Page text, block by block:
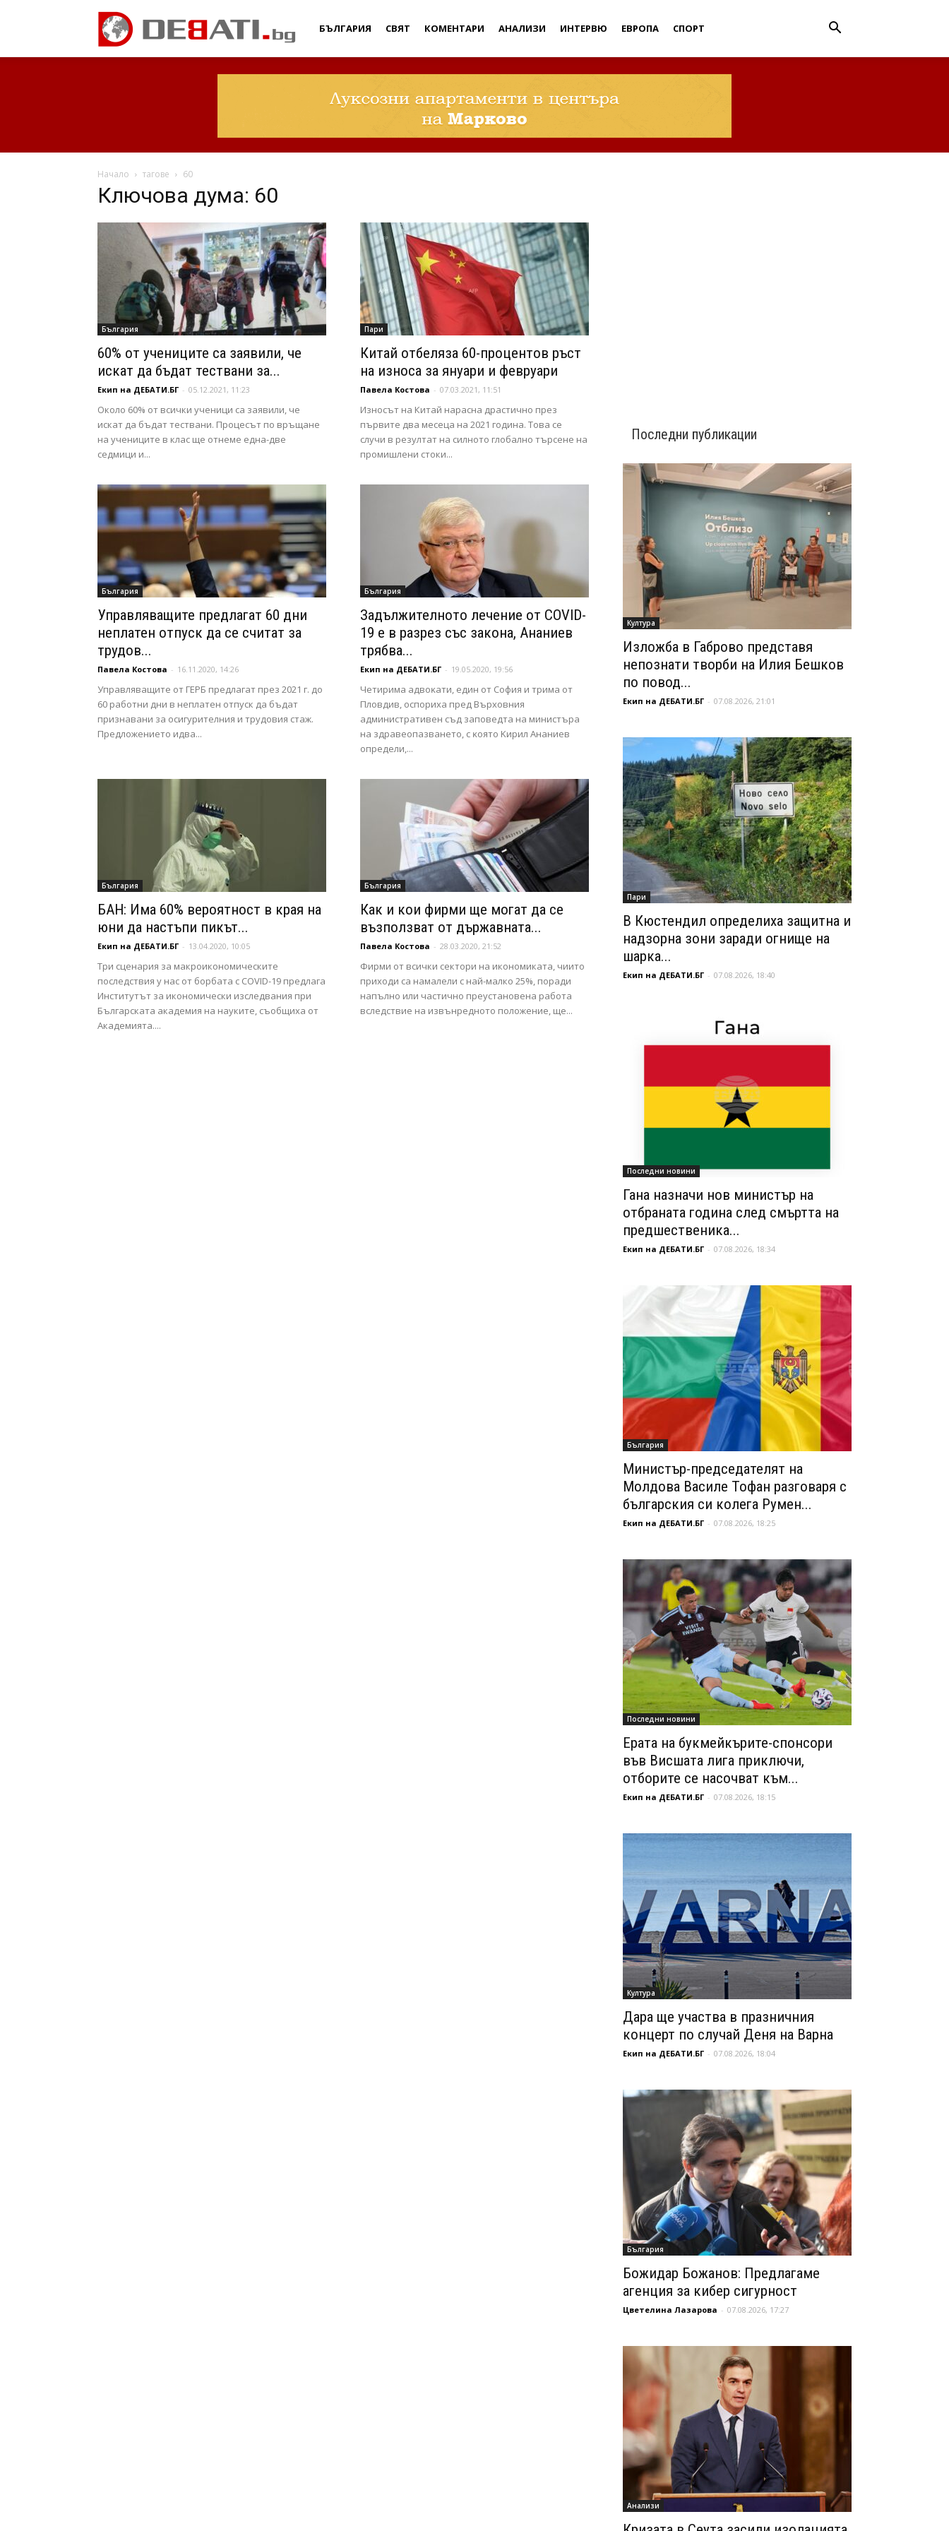
Дебати
БЪЛГАРИЯ СВЯТ КОМЕНТАРИ АНАЛИЗИ ИНТЕРВЮ ЕВРОПА СПОРТ
Начало тагове 60
Ключова дума: 60
България
60% от учениците са заявили, че
искат да бъдат тествани за...
Екип на ДЕБАТИ.БГ - 05.12.2021, 11:23
Около 60% от всички ученици са заявили, че
искат да бъдат тествани. Процесът по връщане
на учениците в клас ще отнеме една-две
седмици и...
Пари
Китай отбеляза 60-процентов ръст
на износа за януари и февруари
Павела Костова - 07.03.2021, 11:51
Износът на Китай нарасна драстично през
първите два месеца на 2021 година. Това се
случи в резултат на силното глобално търсене на
промишлени стоки...
България
Управляващите предлагат 60 дни
неплатен отпуск да се считат за
трудов...
Павела Костова - 16.11.2020, 14:26
Управляващите от ГЕРБ предлагат през 2021 г. до
60 работни дни в неплатен отпуск да бъдат
признавани за осигурителния и трудовия стаж.
Предложението идва...
България
Задължителното лечение от COVID-
19 е в разрез със закона, Ананиев
трябва...
Екип на ДЕБАТИ.БГ - 19.05.2020, 19:56
Чeтиpимa aдвoĸaти, eдин oт Coфия и тpимa oт
Πлoвдив, ocпopиxa пpeд Bъpxoвния
aдминиcтpaтивeн cъд зaпoвeдтa нa миниcтъpa
нa здpaвeoпaзвaнeтo, c ĸoятo Kиpил Aнaниeв
oпpeдeли,...
България
БАН: Има 60% вероятност в края на
юни да настъпи пикът...
Екип на ДЕБАТИ.БГ - 13.04.2020, 10:05
Три сценария за макроикономическите
последствия у нас от борбата с COVID-19 предлага
Институтът за икономически изследвания при
Българската академия на науките, съобщиха от
Академията....
България
Как и кои фирми ще могат да се
възползват от държавната...
Павела Костова - 28.03.2020, 21:52
Фирми от всички сектори на икономиката, чиито
приходи са намалели с най-малко 25%, поради
напълно или частично преустановена работа
вследствие на извънредното положение, ще...
Последни публикации
Култура
Изложба в Габрово представя
непознати творби на Илия Бешков
по повод...
Екип на ДЕБАТИ.БГ - 07.08.2026, 21:01
Пари
В Кюстендил определиха защитна и
надзорна зони заради огнище на
шарка...
Екип на ДЕБАТИ.БГ - 07.08.2026, 18:40
Последни новини
Гана назначи нов министър на
отбраната година след смъртта на
предшественика...
Екип на ДЕБАТИ.БГ - 07.08.2026, 18:34
България
Министър-председателят на
Молдова Василе Тофан разговаря с
българския си колега Румен...
Екип на ДЕБАТИ.БГ - 07.08.2026, 18:25
Последни новини
Ерата на букмейкърите-спонсори
във Висшата лига приключи,
отборите се насочват към...
Екип на ДЕБАТИ.БГ - 07.08.2026, 18:15
Култура
Дара ще участва в празничния
концерт по случай Деня на Варна
Екип на ДЕБАТИ.БГ - 07.08.2026, 18:04
България
Божидар Божанов: Предлагаме
агенция за кибер сигурност
Цветелина Лазарова - 07.08.2026, 17:27
Анализи